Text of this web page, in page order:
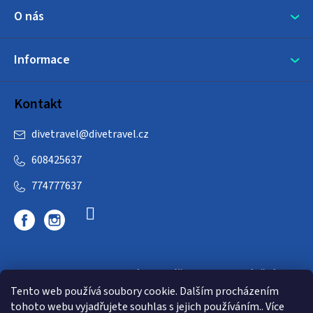
Tento web používá soubory cookie. Dalším procházením
tohoto webu vyjadřujete souhlas s jejich používáním.. Více
O nás
Informace
Kontakt
divetravel@divetravel.cz
608425637
774777637
DIVETRAVEL - cestovní kancelář - cesty za potápěním